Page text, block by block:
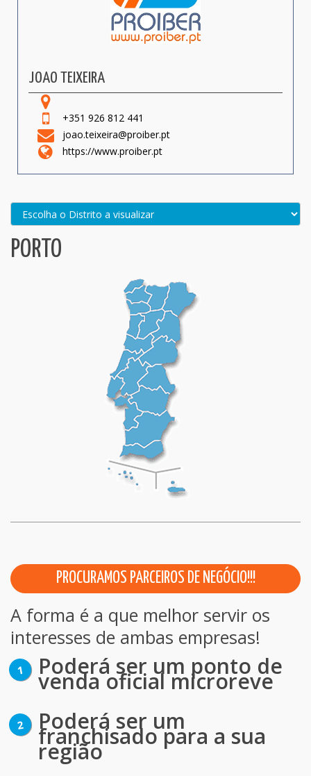
JOAO TEIXEIRA
+351 926 812 441
joao.teixeira@proiber.pt
https://www.proiber.pt
PORTO
PROCURAMOS PARCEIROS DE NEGÓCIO!!!
A forma é a que melhor servir os
interesses de ambas empresas!
Poderá ser um ponto de
venda oficial microreve
Poderá ser um
franchisado para a sua
região